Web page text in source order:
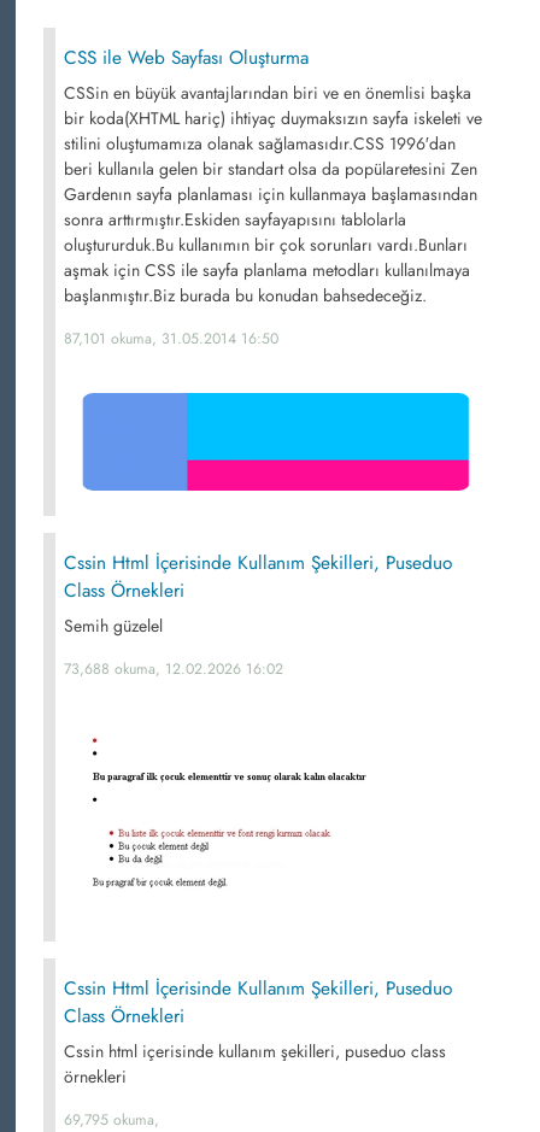
CSS ile Web Sayfası Oluşturma
CSSin en büyük avantajlarından biri ve en önemlisi başka
bir koda(XHTML hariç) ihtiyaç duymaksızın sayfa iskeleti ve
stilini oluştumamıza olanak sağlamasıdır.CSS 1996′dan
beri kullanıla gelen bir standart olsa da popülaretesini Zen
Gardenın sayfa planlaması için kullanmaya başlamasından
sonra arttırmıştır.Eskiden sayfayapısını tablolarla
oluştururduk.Bu kullanımın bir çok sorunları vardı.Bunları
aşmak için CSS ile sayfa planlama metodları kullanılmaya
başlanmıştır.Biz burada bu konudan bahsedeceğiz.
87,101 okuma, 31.05.2014 16:50
Cssin Html İçerisinde Kullanım Şekilleri, Puseduo
Class Örnekleri
Semih güzelel
73,688 okuma, 12.02.2026 16:02
Cssin Html İçerisinde Kullanım Şekilleri, Puseduo
Class Örnekleri
Cssin html içerisinde kullanım şekilleri, puseduo class
örnekleri
69,795 okuma,